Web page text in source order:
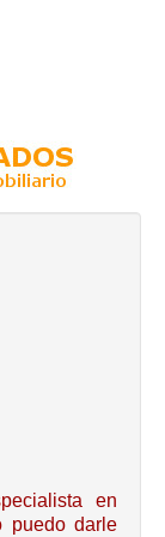
en
puedo darle